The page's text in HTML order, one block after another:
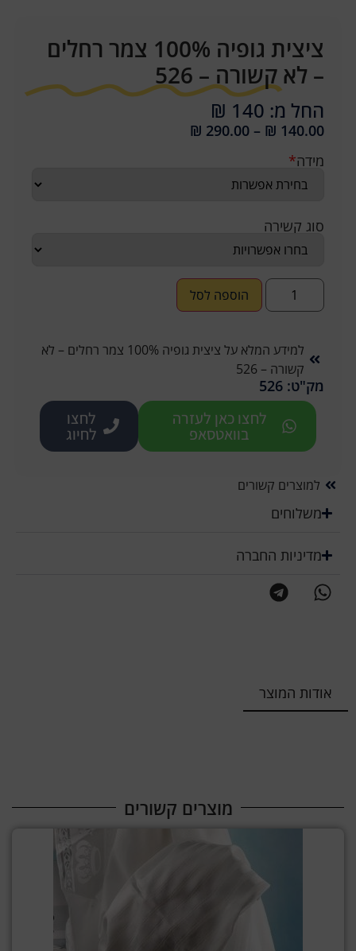
ציצית גופיה 100% צמר רחלים
– לא קשורה – 526
החל מ: 140 ₪
₪ 140.00
–
₪ 290.00
*מידה
סוג קשירה
הוספה לסל
למידע המלא על ציצית גופיה 100% צמר רחלים – לא
קשורה – 526
מק"ט: 526
לחצו כאן לעזרה
בוואטסאפ
לחצו
לחיוג
למוצרים קשורים
משלוחים
מדיניות החברה
אודות המוצר
מוצרים קשורים​